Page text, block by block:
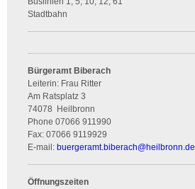
Stadtbahn
Bürgeramt Biberach
Leiterin: Frau Ritter
Am Ratsplatz 3
74078
Heilbronn
Phone 07066 911990
Fax: 07066 9119929
E-mail: buergeramt.biberach@heilbronn.de
Öffnungszeiten